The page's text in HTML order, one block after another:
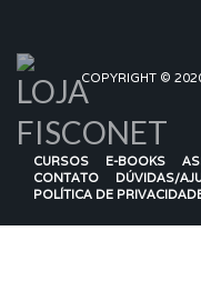
COPYRIGHT ©
CURSOS E-BOOKS
CONTATO
DÚVIDAS/
POLÍTICA DE